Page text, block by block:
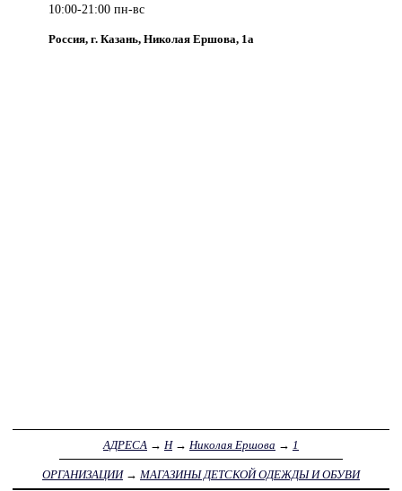
10:00-21:00 пн-вс
Россия, г. Казань, Николая Ершова, 1а
АДРЕСА → Н→ Николая Ершова → 1
ОРГАНИЗАЦИИ→ МАГАЗИНЫ ДЕТСКОЙ ОДЕЖДЫ И ОБУВИ